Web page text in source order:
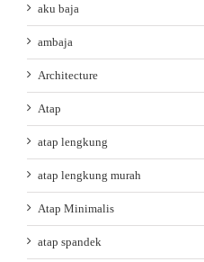
aku baja
ambaja
Architecture
Atap
atap lengkung
atap lengkung murah
Atap Minimalis
atap spandek